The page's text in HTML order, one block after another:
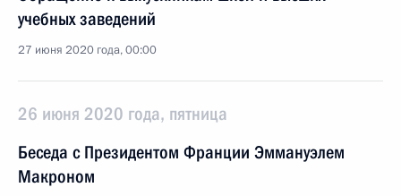
учебных заведений
27 июня 2020 года, 00:00
26 июня 2020 года, пятница
Беседа с Президентом Франции Эммануэлем
Макроном